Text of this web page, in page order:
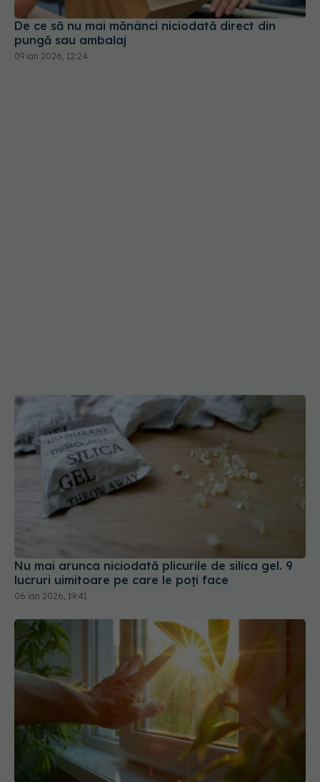
De ce să nu mai mănânci niciodată direct din
pungă sau ambalaj
09 ian 2026, 12:24
Nu mai arunca niciodată plicurile de silica gel. 9
lucruri uimitoare pe care le poți face
06 ian 2026, 19:41